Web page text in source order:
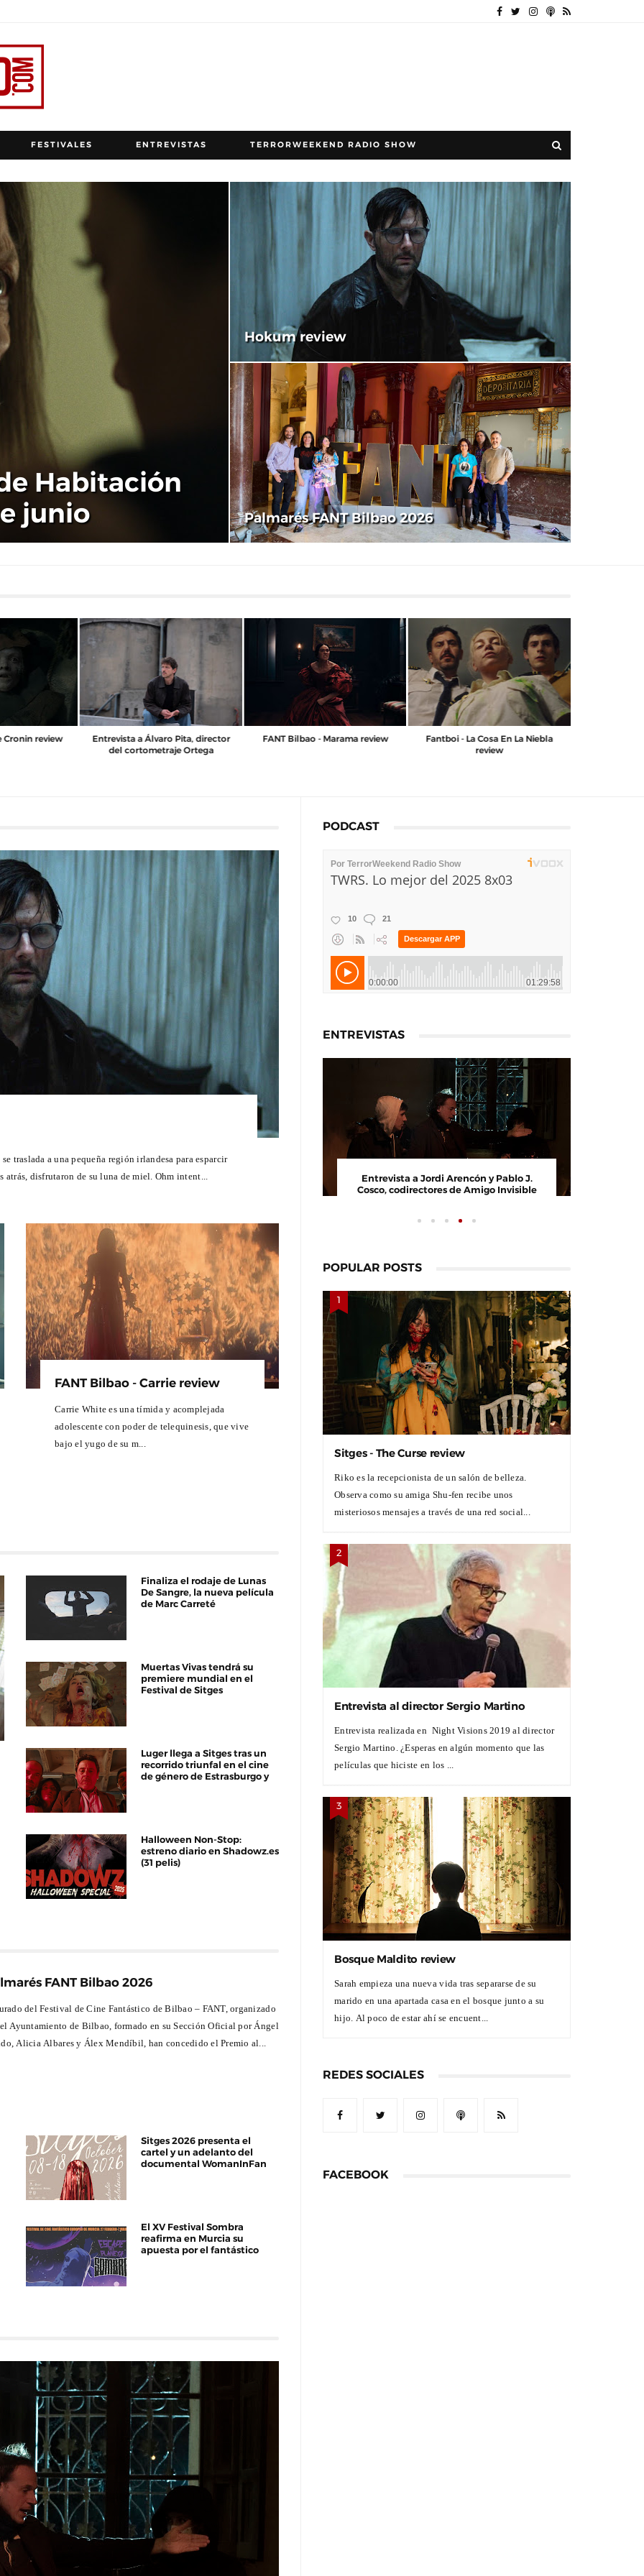
FESTIVALES ENTREVISTAS TERRORWEEKEND RADIO SHOW
Habitación
junio
Hokum review
Palmarés FANT Bilbao 2026
FANT Bilbao - Marama review
Entrevista a Álvaro Pita, director
La momia de Lee Cronin review
y Pablo
traslada a una pequeña región irlandesa para esparcir
atrás, disfrutaron de su luna de miel. Ohm intent...
FANT Bilbao - Carrie review
Carrie White es una tímida y acomplejada
adolescente con poder de telequinesis, que vive
bajo el yugo de su m...
Finaliza el rodaje de Lunas
De Sangre, la nueva película
de Marc Carreté
Muertas Vivas tendrá su
premiere mundial en el
Festival de Sitges
Luger llega a Sitges tras un
recorrido triunfal en el cine
de género de Estrasburgo y
Halloween Non-Stop:
estreno diario en Shadowz.es
(31 pelis)
FANT Bilbao 2026
del Festival de Cine Fantástico de Bilbao – FANT, organizado
Ayuntamiento de Bilbao, formado en su Sección Oficial por Ángel
Alicia Albares y Álex Mendíbil, han concedido el Premio al...
Sitges 2026 presenta el
cartel y un adelanto del
documental WomanInFan
El XV Festival Sombra
reafirma en Murcia su
apuesta por el fantástico
PODCAST
ENTREVISTAS
Entrevista a Paco Arasanz, director y
guionista de Nos Veremos Esta Noche,
Entrevista a Javier Rueda, organizador
POPULAR POSTS
Sitges - The Curse review
Riko es la recepcionista de un salón de belleza.
Observa como su amiga Shu-fen recibe unos
misteriosos mensajes a través de una red social...
Entrevista al director Sergio Martino
Entrevista realizada en Night Visions 2019 al director
Sergio Martino. ¿Esperas en algún momento que las
películas que hiciste en los ...
Bosque Maldito review
Sarah empieza una nueva vida tras separarse de su
marido en una apartada casa en el bosque junto a su
hijo. Al poco de estar ahí se encuent...
REDES SOCIALES
FACEBOOK